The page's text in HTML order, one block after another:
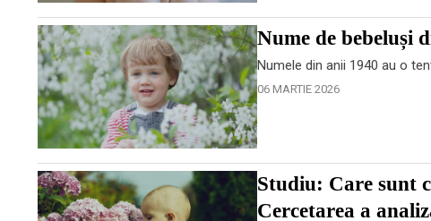
Nume de bebeluși
Numele din anii 1940 au o
06 MARTIE 2026
Studiu: Care sunt
Cercetarea a